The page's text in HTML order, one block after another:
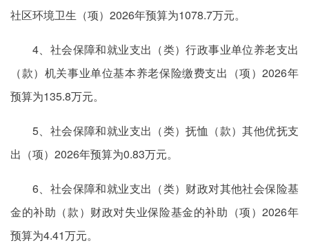
社区环境卫生（项）2026年预算为1078.7万元。
4、社会保障和就业支出（类）行政事业单位养老支出
（款）机关事业单位基本养老保险缴费支出（项）2026年
预算为135.8万元。
5、社会保障和就业支出（类）抚恤（款）其他优抚支
出（项）2026年预算为0.83万元。
6、社会保障和就业支出（类）财政对其他社会保险基
金的补助（款）财政对失业保险基金的补助（项）2026年
预算为4.41万元。